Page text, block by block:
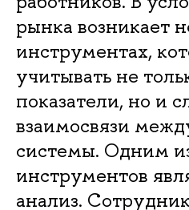
рынка возникает
инструментах,
учитывать не
показатели, но и
взаимосвязи
системы. Одним
инструментов
анализ.